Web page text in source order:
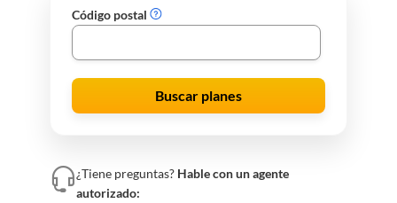
Código postal
Buscar planes
¿Tiene preguntas? Hable con un agente
autorizado: